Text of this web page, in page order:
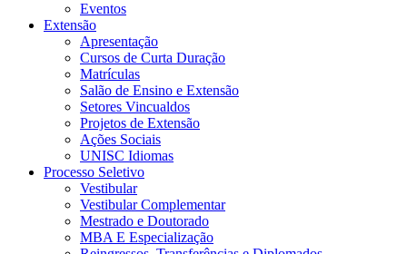
Eventos
Extensão
Apresentação
Cursos de Curta Duração
Matrículas
Salão de Ensino e Extensão
Setores Vincualdos
Projetos de Extensão
Ações Sociais
UNISC Idiomas
Processo Seletivo
Vestibular
Vestibular Complementar
Mestrado e Doutorado
MBA E Especialização